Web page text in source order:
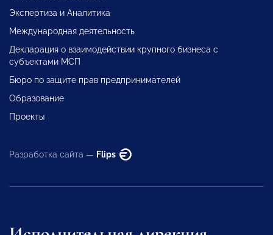
Экспертиза и Аналитика
Международная деятельность
Декларация о взаимодействии крупного бизнеса с
субъектами МСП
Бюро по защите прав предпринимателей
Образование
Проекты
Разработка сайта — Flips